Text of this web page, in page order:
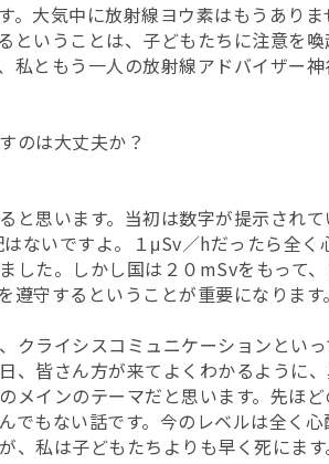
。大気中に放射線ヨウ素はもうあり
ということは、子どもたちに注意を
私ともう一人の放射線アドバイザー
のは大丈夫か？
と思います。当初は数字が提示され
ないですよ。１μSv／hだったら全く
した。しかし国は２０mSvをもって
守するということが重要になります。
クライシスコミュニケーションとい
、皆さん方が来てよくわかるように
メインのテーマだと思います。先ほ
でもない話です。今のレベルは全く
私は子どもたちよりも早く死にます